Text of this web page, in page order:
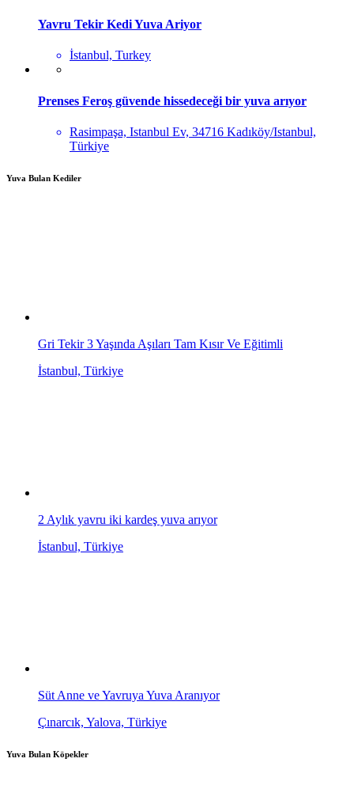
Yavru Tekir Kedi Yuva Ariyor
İstanbul, Turkey
Prenses Feroş güvende hissedeceği bir yuva arıyor
Rasimpaşa, Istanbul Ev, 34716 Kadıköy/Istanbul,
Türkiye
Yuva Bulan Kediler
Gri Tekir 3 Yaşında Aşıları Tam Kısır Ve Eğitimli
İstanbul, Türkiye
2 Aylık yavru iki kardeş yuva arıyor
İstanbul, Türkiye
Süt Anne ve Yavruya Yuva Aranıyor
Çınarcık, Yalova, Türkiye
Yuva Bulan Köpekler